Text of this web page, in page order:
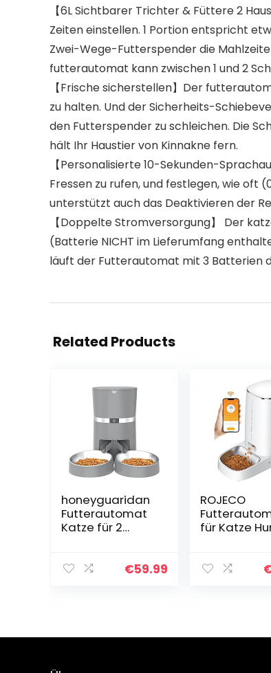
【6L Sichtbarer Trichter & Füttere 2
Zeiten einstellen. 1 Portion entspricht
Zwei-Wege-Futterspender die
futterautomat kann zwischen 1 und 2
【Frische sicherstellen】Der
zu halten. Und der Sicherheits-
den Futterspender zu schleichen. Die
hält Ihr Haustier von Kinnakne fern.
【Personalisierte 10-Sekunden-
Fressen zu rufen, und festlegen, wie
unterstützt auch das Deaktivieren der
【Doppelte Stromversorgung】 Der
(Batterie NICHT im Lieferumfang
läuft der Futterautomat mit 3 Batterien
Related Products
honeyguaridan
Futterautomat
Katze für 2
Futterspender
0-48
€59.99
ROJECO
für Katze
Waschbar
el, 1-10